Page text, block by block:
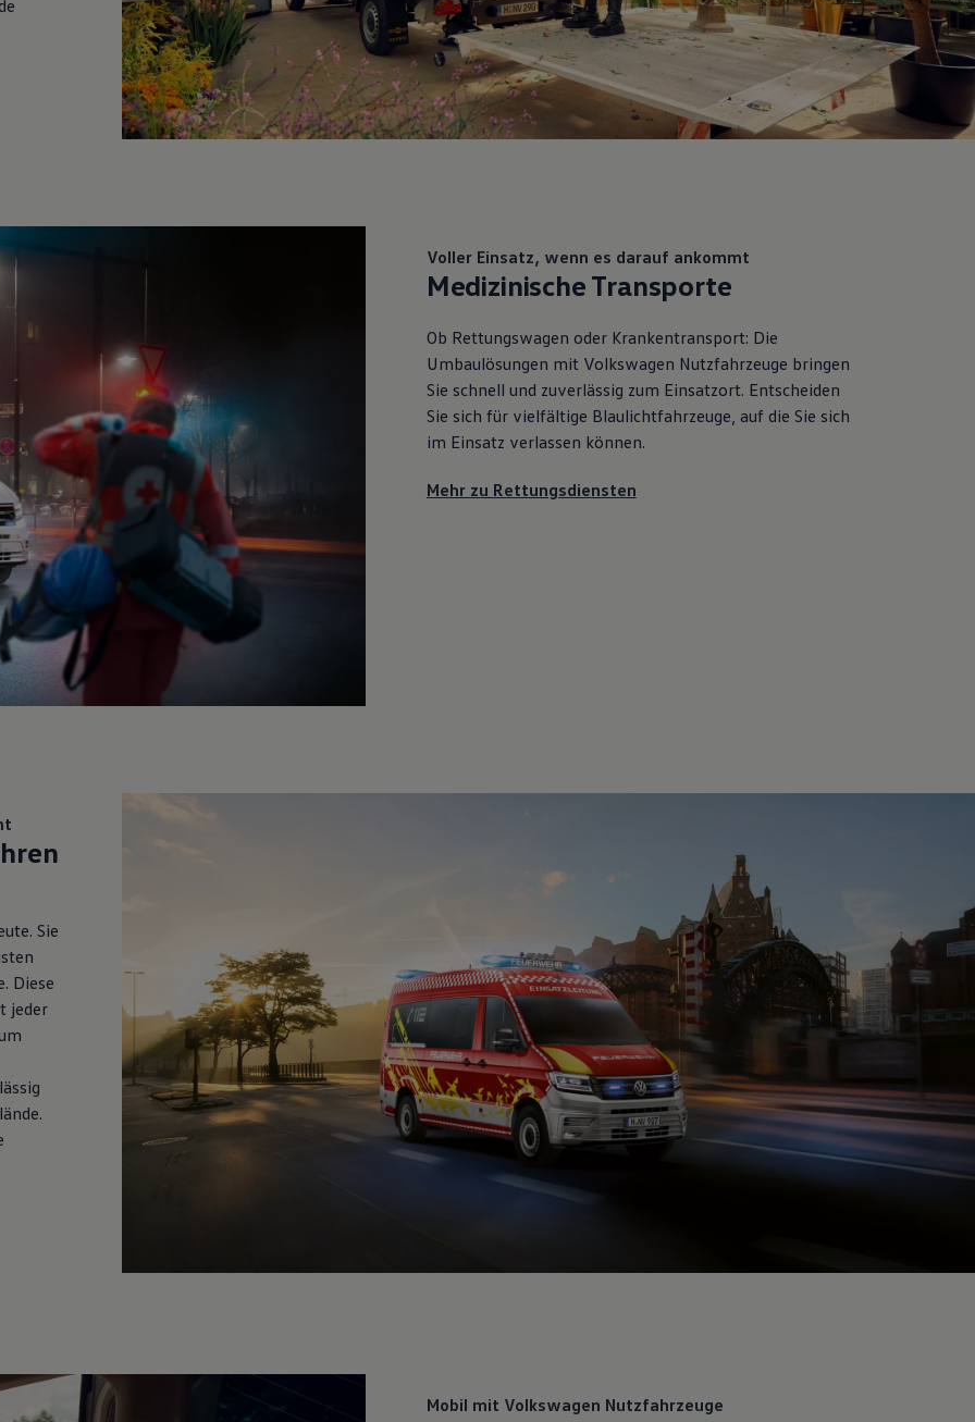
Voller Einsatz, wenn es darauf ankommt
Medizinische Transporte
Ob Rettungswagen oder Krankentransport: Die
Umbaulösungen mit Volkswagen Nutzfahrzeuge bringen
Sie schnell und zuverlässig zum Einsatzort. Entscheiden
Sie sich für vielfältige Blaulichtfahrzeuge, auf die Sie sich
im Einsatz verlassen können.
Mehr zu Rettungsdiensten
Sie
. Diese
jeder
Mobil mit Volkswagen Nutzfahrzeuge